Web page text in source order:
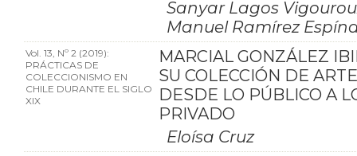
Sanyar Lagos
Manuel Ramírez
Vol. 13, Nº 2 (2019):
PRÁCTICAS DE
COLECCIONISMO EN
CHILE DURANTE EL SIGLO
XIX
MARCIAL GONZÁLEZ
SU COLECCIÓN DE
DESDE LO PÚBLICO A
PRIVADO
Eloísa Cruz